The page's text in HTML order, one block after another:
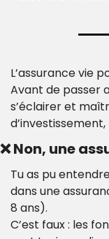
L’assurance vie
Avant de passer
s’éclairer et
d’investissement,
❌ Non, une
Tu as pu
dans une
8 ans).
C’est faux : les